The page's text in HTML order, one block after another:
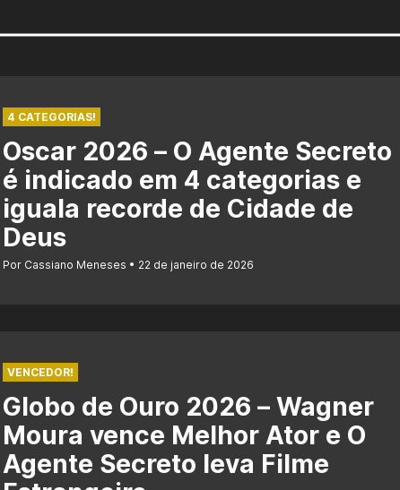
4 CATEGORIAS!
Oscar 2026 – O Agente Secreto
é indicado em 4 categorias e
iguala recorde de Cidade de
Deus
Por Cassiano Meneses 22 de janeiro de 2026
VENCEDOR!
Globo de Ouro 2026 – Wagner
Moura vence Melhor Ator e O
Agente Secreto leva Filme